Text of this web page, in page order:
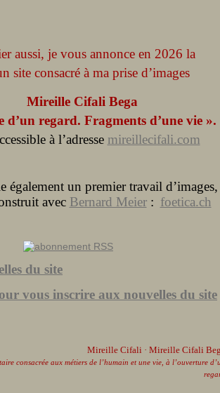
aussi, je vous annonce en 2026 la
site consacré à ma prise d’images
Mireille Cifali Bega
d’un regard. Fragments d’une vie ».
à l’adresse mireillecifali.com
également un premier travail d’images,
avec Bernard Meier: foetica.ch
du site
vous inscrire aux nouvelles du site
Mireille Cifali · Mireille Cifali
consacrée aux métiers de l’humain et une vie, à l’ouverture